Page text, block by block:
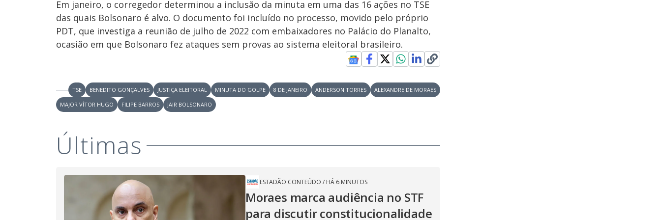
Em janeiro, o corregedor determinou a inclusão da minuta em uma das 16 ações no TSE
das quais Bolsonaro é alvo. O documento foi incluído no processo, movido pelo próprio
PDT, que investiga a reunião de julho de 2022 com embaixadores no Palácio do Planalto,
ocasião em que Bolsonaro fez ataques sem provas ao sistema eleitoral brasileiro.
TSE BENEDITO GONÇALVES JUSTIÇA ELEITORAL MINUTA DO GOLPE 8 DE JANEIRO ANDERSON TORRES
ALEXANDRE DE MORAES
MAJOR VÍTOR HUGO
FILIPE BARROS JAIR BOLSONARO
Últimas
ESTADÃO CONTEÚDO / HÁ 6 MINUTOS
Moraes marca audiência no STF
para discutir constitucionalidade